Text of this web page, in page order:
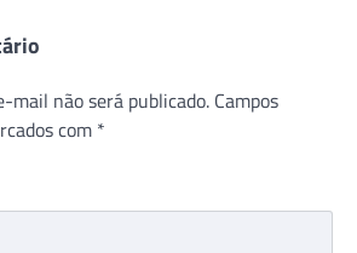
mail não será publicado. Campos
com *